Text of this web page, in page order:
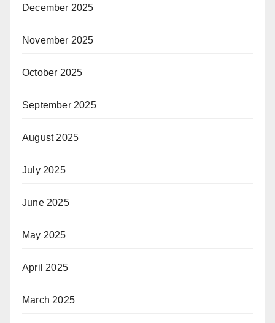
December 2025
November 2025
October 2025
September 2025
August 2025
July 2025
June 2025
May 2025
April 2025
March 2025